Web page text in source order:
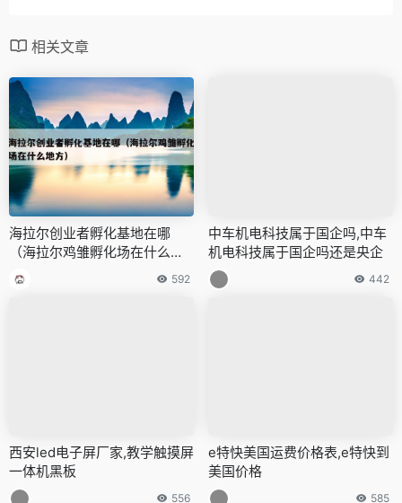
相关文章
海拉尔创业者孵化基地在哪
（海拉尔鸡雏孵化场在什么地
方）
592
中车机电科技属于国企吗,中车
机电科技属于国企吗还是央企
442
西安led电子屏厂家,教学触摸屏
一体机黑板
556
e特快美国运费价格表,e特快到
美国价格
585